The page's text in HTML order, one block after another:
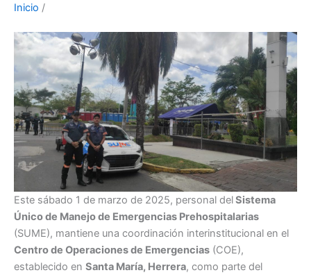
Inicio /
Este sábado 1 de marzo de 2025, personal delSistema
Único de Manejo de Emergencias Prehospitalarias
(SUME), mantiene una coordinación interinstitucional en el
Centro de Operaciones de Emergencias (COE),
establecido en Santa María, Herrera, como parte del